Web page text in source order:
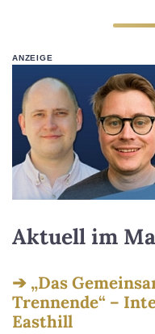
ANZEIGE
Aktuell im
„Das
Trennende“ –
Easthill